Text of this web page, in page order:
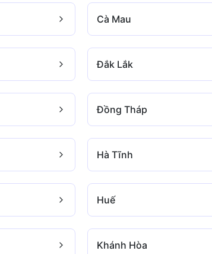
Cà Mau
Đắk Lắk
Đồng Tháp
Hà Tĩnh
Huế
Khánh Hòa